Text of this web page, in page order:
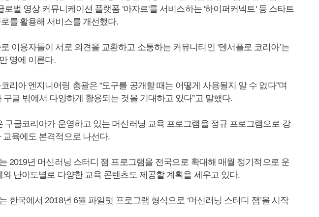
로벌 영상 커뮤니케이션 플랫폼 '아자르'를 서비스하는 '하이퍼커넥트' 등 스타트
를 활용해 서비스를 개선했다.
이용자들이 서로 의견을 교환하고 소통하는 커뮤니티인 ‘텐서플로 코리아’는
명에 이른다.
리아 엔지니어링 총괄은 “도구를 공개할 때는 어떻게 사용될지 알 수 없다”며
구글 밖에서 다양하게 활용되는 것을 기대하고 있다”고 말했다.
구글코리아가 운영하고 있는 머신러닝 교육 프로그램을 정규 프로그램으로 강
교육에도 본격적으로 나선다.
2019년 머신러닝 스터디 잼 프로그램을 전국으로 확대해 매월 정기적으로 운
와 난이도별로 다양한 교육 콘텐츠도 제공할 계획을 세우고 있다.
한국에서 2018년 6월 파일럿 프로그램 형식으로 ‘머신러닝 스터디 잼’을 시작